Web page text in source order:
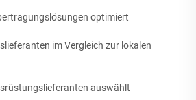
optimiert
im Vergleich zur lokalen
auswählt